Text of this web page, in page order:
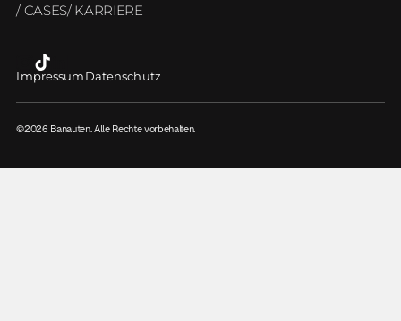
/ CASES/ KARRIERE
Impressum Datenschutz
©2026 Banauten. Alle Rechte vorbehalten.